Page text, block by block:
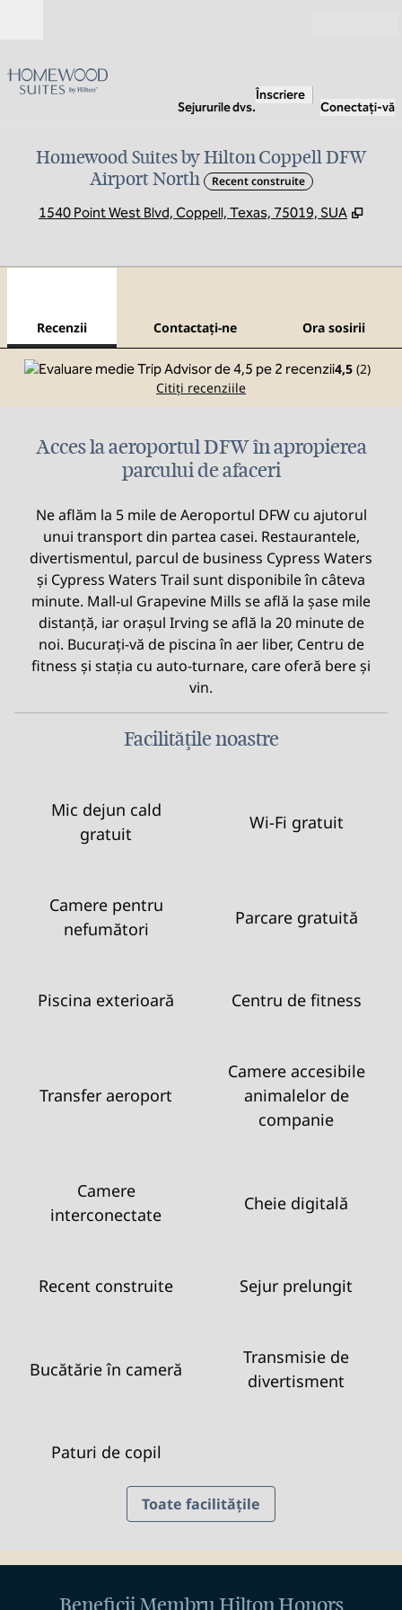
Sejururile dvs.
Înscriere
Conectați-vă
Homewood Suites by Hilton Coppell DFW
Airport North
Recent construite
1540 Point West Blvd, Coppell, Texas, 75019, SUA ,
Recenzii Contactaţi-ne Ora sosirii
4,5 (2)
Citiți recenziile
Acces la aeroportul DFW în apropierea
parcului de afaceri
Ne aflăm la 5 mile de Aeroportul DFW cu ajutorul
unui transport din partea casei. Restaurantele,
divertismentul, parcul de business Cypress Waters
și Cypress Waters Trail sunt disponibile în câteva
minute. Mall-ul Grapevine Mills se află la șase mile
distanță, iar orașul Irving se află la 20 minute de
noi. Bucurați-vă de piscina în aer liber, Centru de
fitness și stația cu auto-turnare, care oferă bere și
vin.
Facilităţile noastre
Mic dejun cald
gratuit
Wi-Fi gratuit
Camere pentru
nefumători
Parcare gratuită
Piscina exterioară Centru de fitness
Transfer aeroport
Camere accesibile
animalelor de
companie
Camere
interconectate
Cheie digitală
Recent construite Sejur prelungit
Bucătărie în cameră
Transmisie de
divertisment
Paturi de copil
Toate facilitățile
Beneficii Membru Hilton Honors